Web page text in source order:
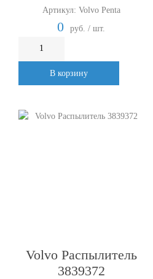
Артикул: Volvo Penta
0 руб. / шт.
В корзину
Volvo Распылитель
3839372